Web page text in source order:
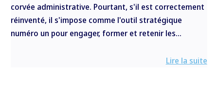
corvée administrative. Pourtant, s'il est correctement
réinventé, il s'impose comme l'outil stratégique
numéro un pour engager, former et retenir les...
Lire la suite